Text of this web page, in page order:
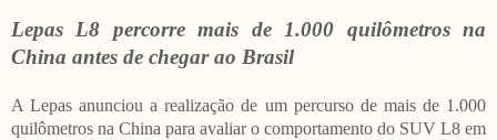
Lepas L8 percorre mais de 1.000 quilômetros na
China antes de chegar ao Brasil
A Lepas anunciou a realização de um percurso de mais de 1.000
quilômetros na China para avaliar o comportamento do SUV L8 em